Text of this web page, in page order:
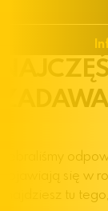
Zebraliśmy
pojawiają się w
znajdziesz tu